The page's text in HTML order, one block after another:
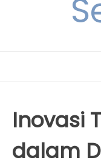
Inovasi
dalam